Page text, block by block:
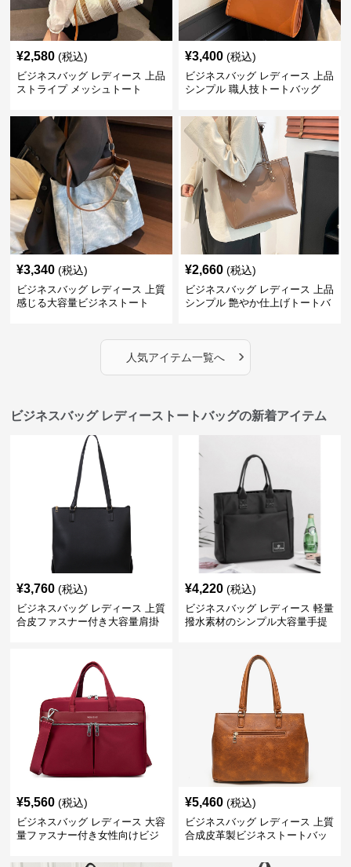
¥2,580 (税込)
ビジネスバッグ レディース 上品
ストライプ メッシュトート
¥3,400 (税込)
ビジネスバッグ レディース 上品
シンプル 職人技トートバッグ
¥3,340 (税込)
ビジネスバッグ レディース 上質
感じる大容量ビジネストート
¥2,660 (税込)
ビジネスバッグ レディース 上品
シンプル 艶やか仕上げトートバ
人気アイテム一覧へ ›
ビジネスバッグ レディーストートバッグの新着アイテム
¥3,760 (税込)
ビジネスバッグ レディース 上質
合皮ファスナー付き大容量肩掛
¥4,220 (税込)
ビジネスバッグ レディース 軽量
撥水素材のシンプル大容量手提
¥5,560 (税込)
ビジネスバッグ レディース 大容
量ファスナー付き女性向けビジ
¥5,460 (税込)
ビジネスバッグ レディース 上質
合成皮革製ビジネストートバッ